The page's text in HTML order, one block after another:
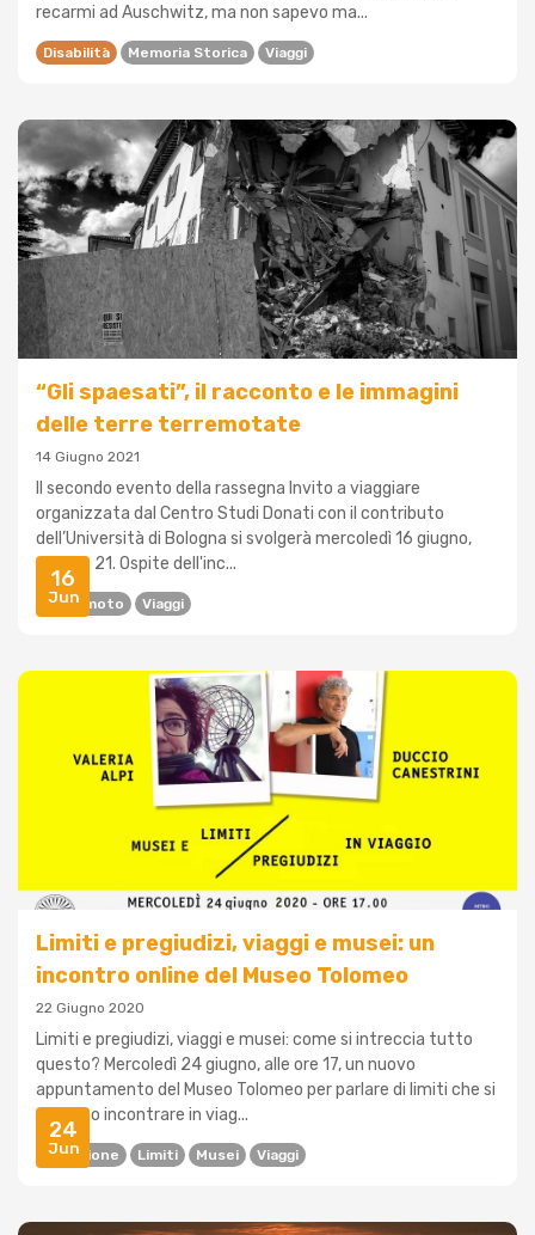
recarmi ad Auschwitz, ma non sapevo ma...
Disabilità Memoria Storica Viaggi
16
Jun
“Gli spaesati”, il racconto e le immagini
delle terre terremotate
14 Giugno 2021
Il secondo evento della rassegna Invito a viaggiare
organizzata dal Centro Studi Donati con il contributo
dell’Università di Bologna si svolgerà mercoledì 16 giugno,
alle ore 21. Ospite dell'inc...
Terremoto Viaggi
24
Jun
Limiti e pregiudizi, viaggi e musei: un
incontro online del Museo Tolomeo
22 Giugno 2020
Limiti e pregiudizi, viaggi e musei: come si intreccia tutto
questo? Mercoledì 24 giugno, alle ore 17, un nuovo
appuntamento del Museo Tolomeo per parlare di limiti che si
possono incontrare in viag...
Inclusione Limiti Musei Viaggi